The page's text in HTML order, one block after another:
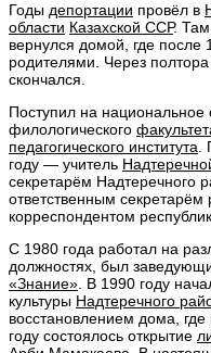
Годы депортации провёл в
области Казахской ССР. Там
вернулся домой, где после
родителями. Через
скончался.
Поступил на национальное
филологического
педагогического института.
году — учитель
секретарём Надтеречного
ответственным
корреспондентом
С 1980 года работал на
должностях, был
«Знание». В 1990 году
культуры Надтеречного
восстановлением дома,
году состоялось открытие